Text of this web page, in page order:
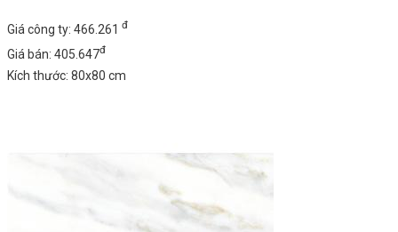
Giá công ty: 466.261 đ
Giá bán: 405.647đ
Kích thước: 80x80 cm